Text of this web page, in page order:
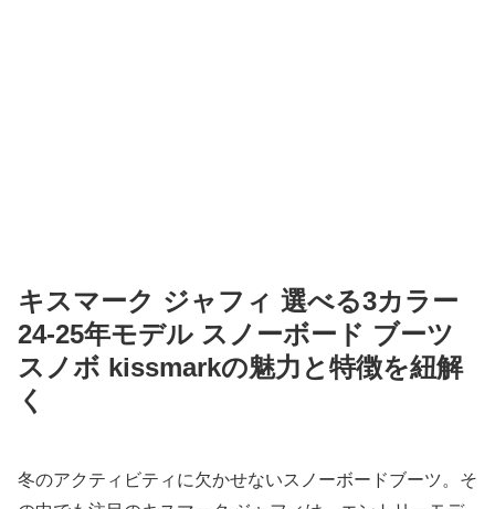
キスマーク ジャフィ 選べる3カラー
24-25年モデル スノーボード ブーツ
スノボ kissmarkの魅力と特徴を紐解
く
冬のアクティビティに欠かせないスノーボードブーツ。そ